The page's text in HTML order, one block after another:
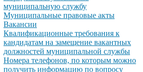
муниципальную службу
Муниципальные правовые акты
Вакансии
Квалификационные требования к
кандидатам на замещение вакантных
должностей муниципальной службы
Номера телефонов, по которым можно
получить информацию по вопросу